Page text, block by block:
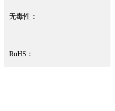
无毒性：
RoHS：